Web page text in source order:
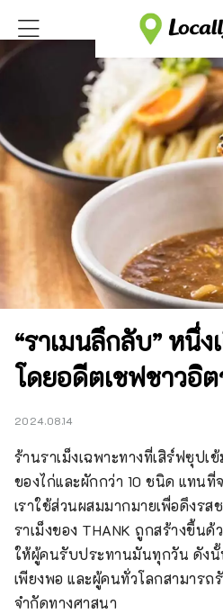
“ราเมนลึกลับ” หนึ่
โดยอดีตเชฟชาวอิต
2024.08.14
ร้านราเม็งเฉพาะทางที่เสิร์ฟซุป
ของไก่และผักกว่า 10 ชนิด แทนที่
เราใช้ส่วนผสมมากมายเพื่อดึงร
ราเม็งของ THANK ถูกสร้างขึ้นด้
ให้ผู้คนรับประทานมันทุกวัน ดังนั้
เพียงพอ และผู้คนทั่วโลกสามาร
จำกัดทางศาสนา